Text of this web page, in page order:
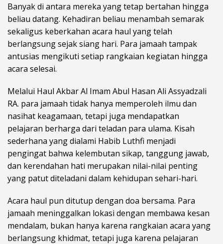
Banyak di antara mereka yang tetap bertahan hingga
beliau datang. Kehadiran beliau menambah semarak
sekaligus keberkahan acara haul yang telah
berlangsung sejak siang hari. Para jamaah tampak
antusias mengikuti setiap rangkaian kegiatan hingga
acara selesai.
Melalui Haul Akbar Al Imam Abul Hasan Ali Assyadzali
RA. para jamaah tidak hanya memperoleh ilmu dan
nasihat keagamaan, tetapi juga mendapatkan
pelajaran berharga dari teladan para ulama. Kisah
sederhana yang dialami Habib Luthfi menjadi
pengingat bahwa kelembutan sikap, tanggung jawab,
dan kerendahan hati merupakan nilai-nilai penting
yang patut diteladani dalam kehidupan sehari-hari.
Acara haul pun ditutup dengan doa bersama. Para
jamaah meninggalkan lokasi dengan membawa kesan
mendalam, bukan hanya karena rangkaian acara yang
berlangsung khidmat, tetapi juga karena pelajaran